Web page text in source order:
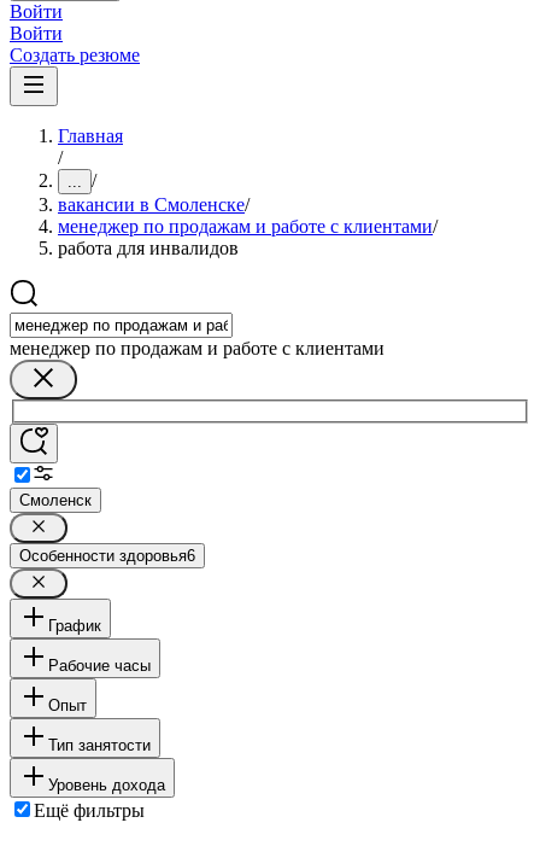
Войти
Войти
Создать резюме
Главная
/
... /
вакансии в Смоленске/
менеджер по продажам и работе с клиентами/
работа для инвалидов
менеджер по продажам и работе с клиентами
Смоленск
Особенности здоровья6
График
Рабочие часы
Опыт
Тип занятости
Уровень дохода
Ещё фильтры